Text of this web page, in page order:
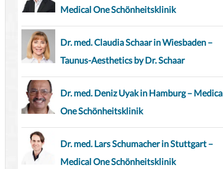
Medical One Schönheitsklinik
Dr. med. Claudia Schaar in Wiesbaden –
Taunus-Aesthetics by Dr. Schaar
Dr. med. Deniz Uyak in Hamburg –
One Schönheitsklinik
Dr. med. Lars Schumacher in Stuttgart –
Medical One Schönheitsklinik